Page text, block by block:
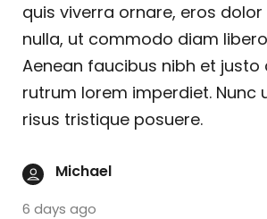
quis viverra ornare, eros
nulla, ut commodo diam
Aenean faucibus nibh et justo
rutrum lorem imperdiet. Nunc
risus tristique posuere.
Michael
6 days ago